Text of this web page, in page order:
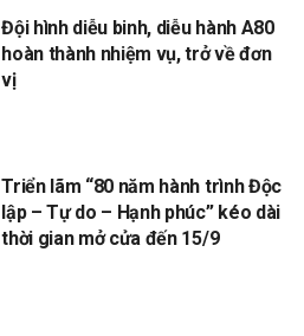
Đội hình diễu binh, diễu hành A80
hoàn thành nhiệm vụ, trở về đơn
vị
Triển lãm “80 năm hành trình Độc
lập – Tự do – Hạnh phúc” kéo dài
thời gian mở cửa đến 15/9